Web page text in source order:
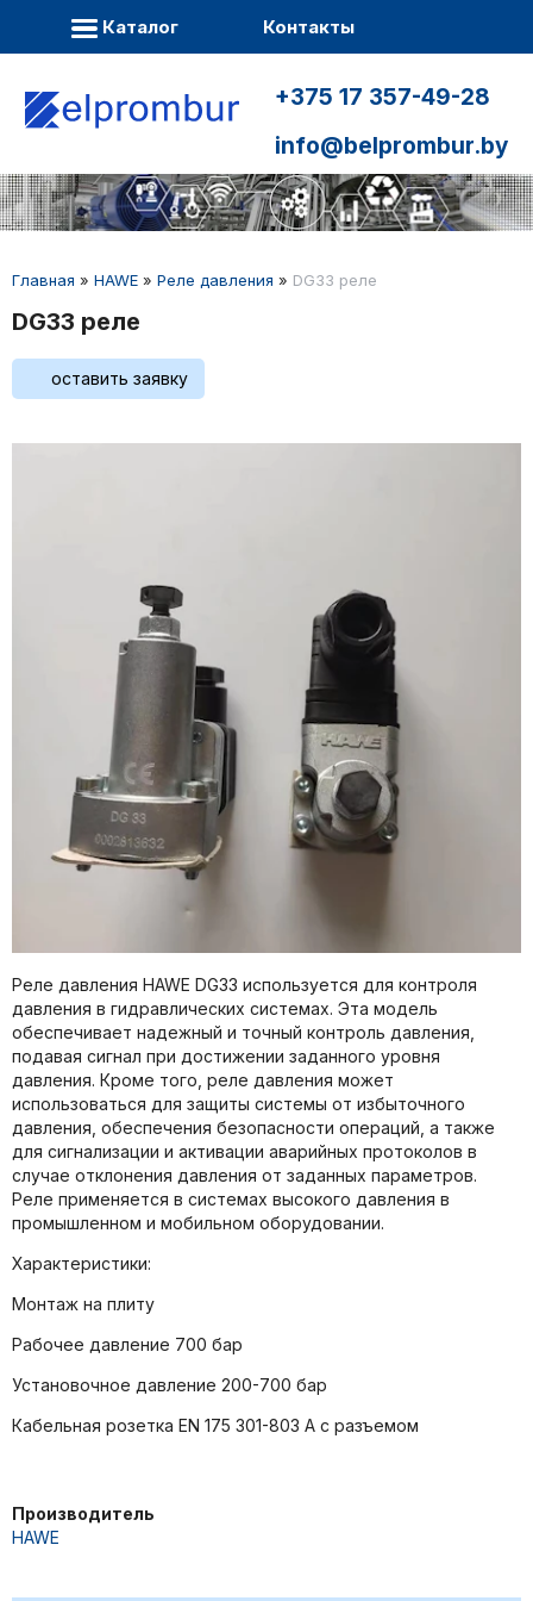
Каталог Контакты
+375 17 357-49-28
info@belprombur.by
Главная » HAWE » Реле давления » DG33 реле
DG33 реле
оставить заявку
Реле давления HAWE DG33 используется для контроля
давления в гидравлических системах. Эта модель
обеспечивает надежный и точный контроль давления,
подавая сигнал при достижении заданного уровня
давления. Кроме того, реле давления может
использоваться для защиты системы от избыточного
давления, обеспечения безопасности операций, а также
для сигнализации и активации аварийных протоколов в
случае отклонения давления от заданных параметров.
Реле применяется в системах высокого давления в
промышленном и мобильном оборудовании.
Характеристики:
Монтаж на плиту
Рабочее давление 700 бар
Установочное давление 200-700 бар
Кабельная розетка EN 175 301-803 A с разъемом
Производитель
HAWE